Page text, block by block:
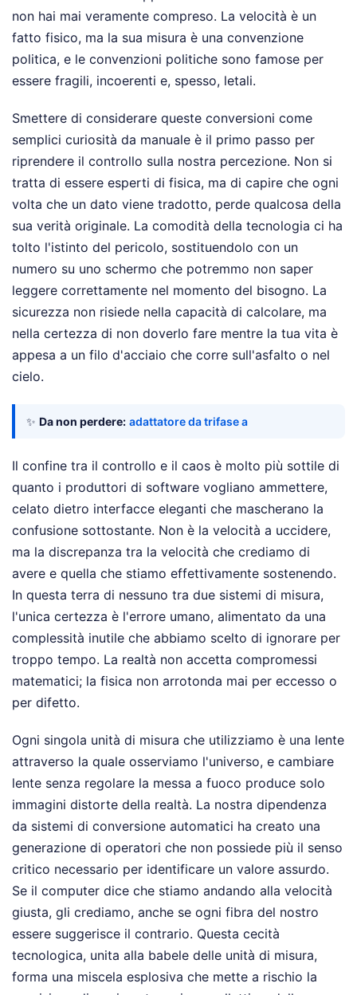
non hai mai veramente compreso. La velocità è un
fatto fisico, ma la sua misura è una convenzione
politica, e le convenzioni politiche sono famose per
essere fragili, incoerenti e, spesso, letali.
Smettere di considerare queste conversioni come
semplici curiosità da manuale è il primo passo per
riprendere il controllo sulla nostra percezione. Non si
tratta di essere esperti di fisica, ma di capire che ogni
volta che un dato viene tradotto, perde qualcosa della
sua verità originale. La comodità della tecnologia ci ha
tolto l'istinto del pericolo, sostituendolo con un
numero su uno schermo che potremmo non saper
leggere correttamente nel momento del bisogno. La
sicurezza non risiede nella capacità di calcolare, ma
nella certezza di non doverlo fare mentre la tua vita è
appesa a un filo d'acciaio che corre sull'asfalto o nel
cielo.
✨ Da non perdere: adattatore da trifase a
Il confine tra il controllo e il caos è molto più sottile di
quanto i produttori di software vogliano ammettere,
celato dietro interfacce eleganti che mascherano la
confusione sottostante. Non è la velocità a uccidere,
ma la discrepanza tra la velocità che crediamo di
avere e quella che stiamo effettivamente sostenendo.
In questa terra di nessuno tra due sistemi di misura,
l'unica certezza è l'errore umano, alimentato da una
complessità inutile che abbiamo scelto di ignorare per
troppo tempo. La realtà non accetta compromessi
matematici; la fisica non arrotonda mai per eccesso o
per difetto.
Ogni singola unità di misura che utilizziamo è una lente
attraverso la quale osserviamo l'universo, e cambiare
lente senza regolare la messa a fuoco produce solo
immagini distorte della realtà. La nostra dipendenza
da sistemi di conversione automatici ha creato una
generazione di operatori che non possiede più il senso
critico necessario per identificare un valore assurdo.
Se il computer dice che stiamo andando alla velocità
giusta, gli crediamo, anche se ogni fibra del nostro
essere suggerisce il contrario. Questa cecità
tecnologica, unita alla babele delle unità di misura,
forma una miscela esplosiva che mette a rischio la